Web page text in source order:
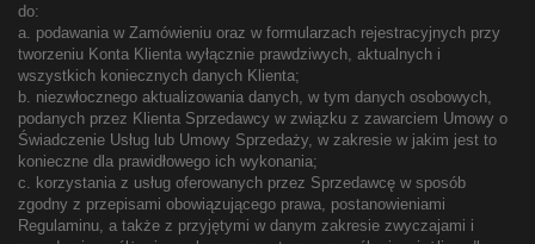
do:
a. podawania w Zamówieniu oraz w formularzach rejestracyjnych przy
tworzeniu Konta Klienta wyłącznie prawdziwych, aktualnych i
wszystkich koniecznych danych Klienta;
b. niezwłocznego aktualizowania danych, w tym danych osobowych,
podanych przez Klienta Sprzedawcy w związku z zawarciem Umowy o
Świadczenie Usług lub Umowy Sprzedaży, w zakresie w jakim jest to
konieczne dla prawidłowego ich wykonania;
c. korzystania z usług oferowanych przez Sprzedawcę w sposób
zgodny z przepisami obowiązującego prawa, postanowieniami
Regulaminu, a także z przyjętymi w danym zakresie zwyczajami i